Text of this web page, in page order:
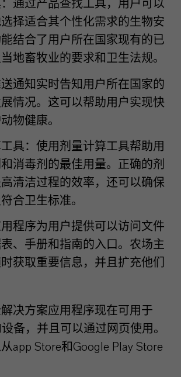
通过产品查找工具，用户可以
选择适合其个性化需求的生物安
结合了用户所在国家现有的已
地畜牧业的要求和卫生法规。
通知实时告知用户所在国家的
情况。这可以帮助用户实现快
物健康。
具：使用剂量计算工具帮助用
消毒剂的最佳用量。正确的剂
清洁过程的效率，还可以确保
合卫生标准。
程序为用户提供可以访问文件
、手册和指南的入口。农场主
获取重要信息，并且扩充他们
决方案应用程序现在可用于
备，并且可以通过网页使用。
app Store和Google Play Store